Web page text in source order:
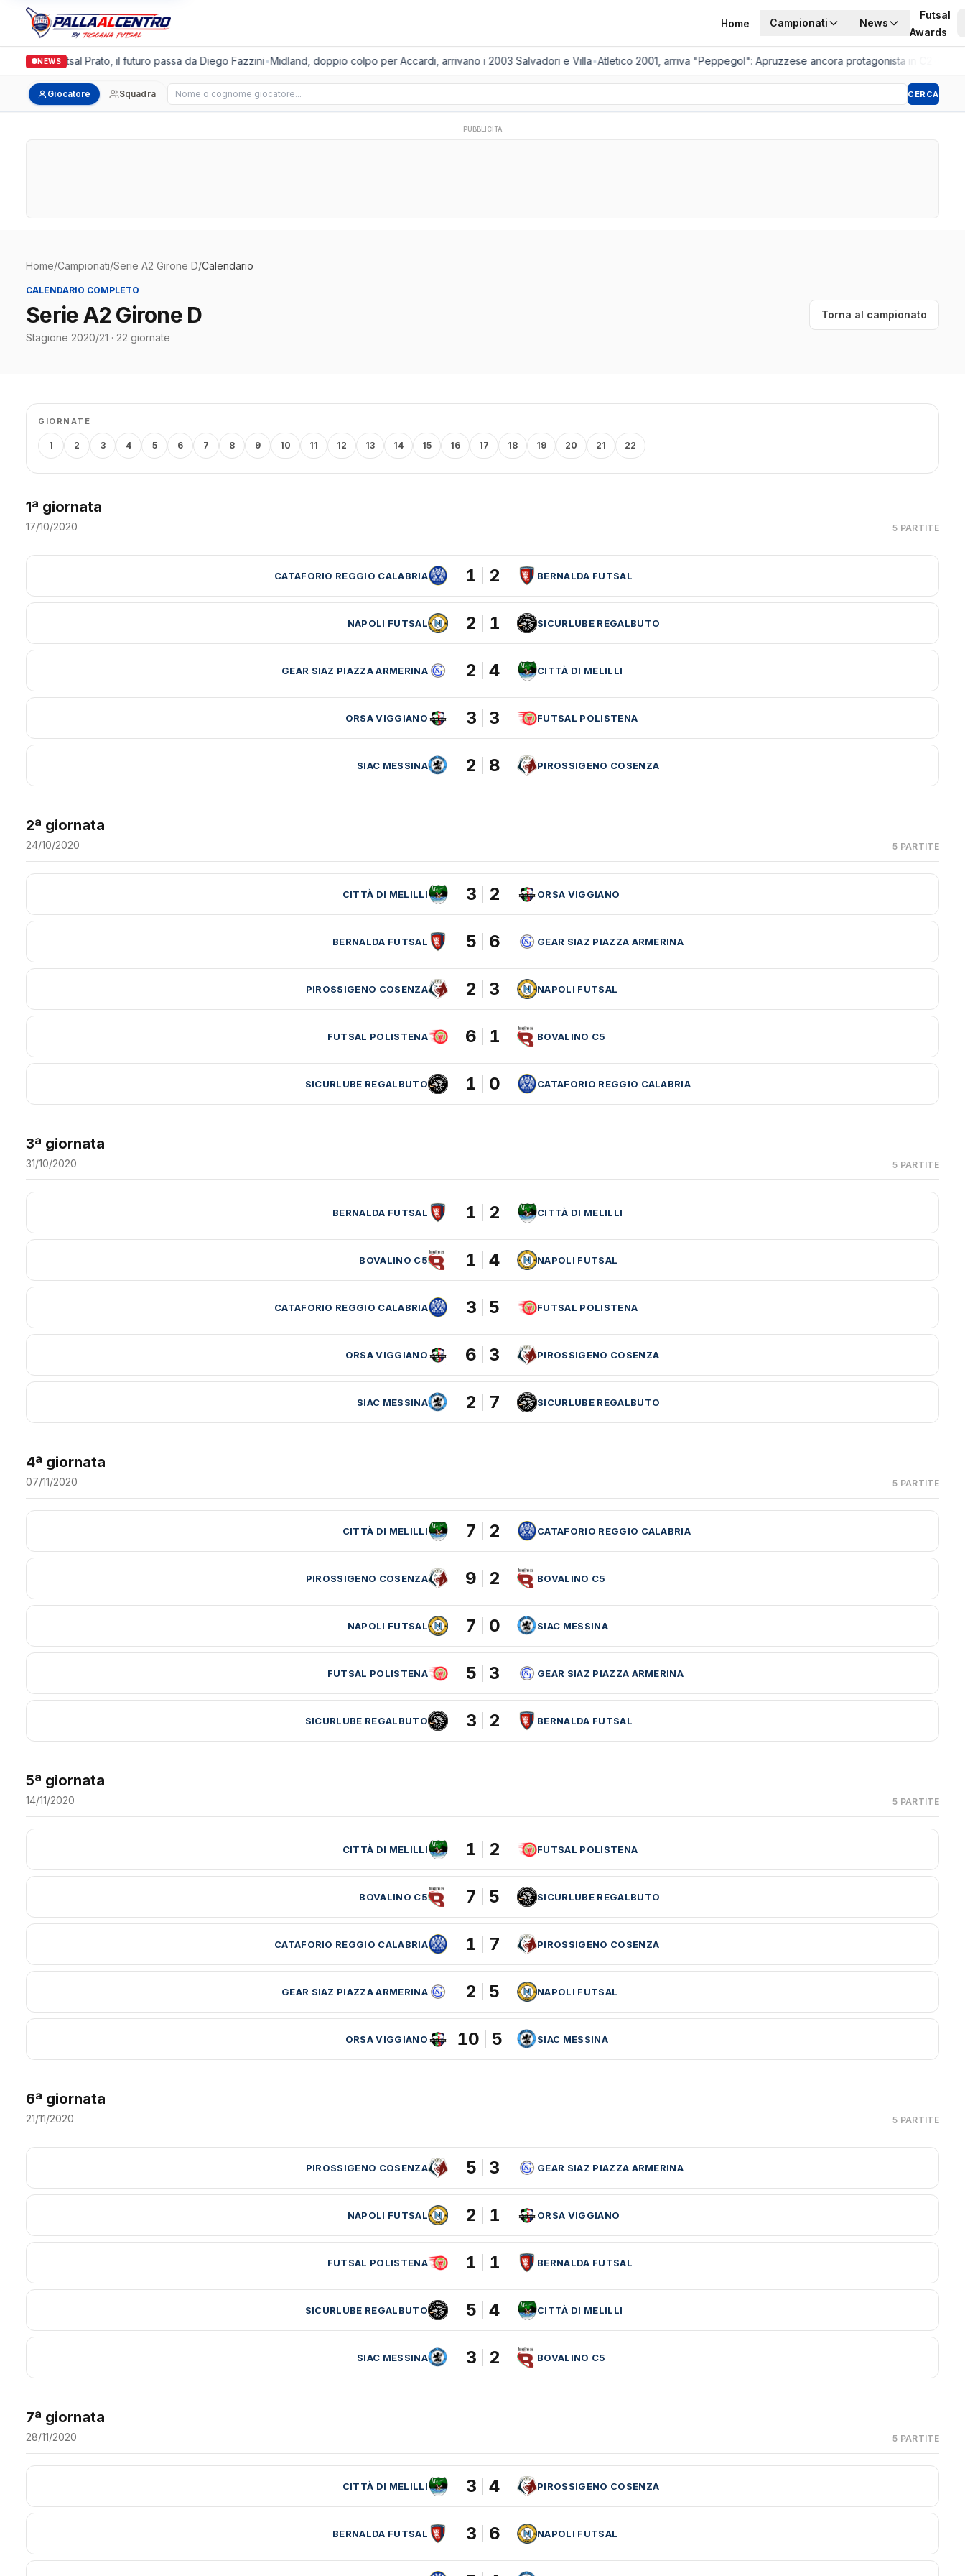
Home Campionati News
Futsal
Awards
NEWS
Futsal Prato, il futuro passa da Diego Fazzini•Midland, doppio colpo per Accardi, arrivano i 2003 Salvadori e Villa•Atletico 2001, arriva "Peppegol": Apruzzese ancora protagonista in C2
Giocatore Squadra Cerca giocatore CERCA
PUBBLICITÀ
Home/Campionati/Serie A2 Girone D/Calendario
CALENDARIO COMPLETO
Serie A2 Girone D
Stagione 2020/21 · 22 giornate
Torna al campionato
GIORNATE
1 2 3 4 5 6 7 8 9 10 11 12 13 14 15 16 17 18 19 20 21 22
1ª giornata
17/10/2020 5 PARTITE
CATAFORIO REGGIO CALABRIA 1 2 BERNALDA FUTSAL
NAPOLI FUTSAL 2 1 SICURLUBE REGALBUTO
GEAR SIAZ PIAZZA ARMERINA 2 4 CITTÀ DI MELILLI
ORSA VIGGIANO 3 3 FUTSAL POLISTENA
SIAC MESSINA 2 8 PIROSSIGENO COSENZA
2ª giornata
24/10/2020 5 PARTITE
CITTÀ DI MELILLI 3 2 ORSA VIGGIANO
BERNALDA FUTSAL 5 6 GEAR SIAZ PIAZZA ARMERINA
PIROSSIGENO COSENZA 2 3 NAPOLI FUTSAL
FUTSAL POLISTENA 6 1 BOVALINO C5
SICURLUBE REGALBUTO 1 0 CATAFORIO REGGIO CALABRIA
3ª giornata
31/10/2020 5 PARTITE
BERNALDA FUTSAL 1 2 CITTÀ DI MELILLI
BOVALINO C5 1 4 NAPOLI FUTSAL
CATAFORIO REGGIO CALABRIA 3 5 FUTSAL POLISTENA
ORSA VIGGIANO 6 3 PIROSSIGENO COSENZA
SIAC MESSINA 2 7 SICURLUBE REGALBUTO
4ª giornata
07/11/2020 5 PARTITE
CITTÀ DI MELILLI 7 2 CATAFORIO REGGIO CALABRIA
PIROSSIGENO COSENZA 9 2 BOVALINO C5
NAPOLI FUTSAL 7 0 SIAC MESSINA
FUTSAL POLISTENA 5 3 GEAR SIAZ PIAZZA ARMERINA
SICURLUBE REGALBUTO 3 2 BERNALDA FUTSAL
5ª giornata
14/11/2020 5 PARTITE
CITTÀ DI MELILLI 1 2 FUTSAL POLISTENA
BOVALINO C5 7 5 SICURLUBE REGALBUTO
CATAFORIO REGGIO CALABRIA 1 7 PIROSSIGENO COSENZA
GEAR SIAZ PIAZZA ARMERINA 2 5 NAPOLI FUTSAL
ORSA VIGGIANO 10 5 SIAC MESSINA
6ª giornata
21/11/2020 5 PARTITE
PIROSSIGENO COSENZA 5 3 GEAR SIAZ PIAZZA ARMERINA
NAPOLI FUTSAL 2 1 ORSA VIGGIANO
FUTSAL POLISTENA 1 1 BERNALDA FUTSAL
SICURLUBE REGALBUTO 5 4 CITTÀ DI MELILLI
SIAC MESSINA 3 2 BOVALINO C5
7ª giornata
28/11/2020 5 PARTITE
CITTÀ DI MELILLI 3 4 PIROSSIGENO COSENZA
BERNALDA FUTSAL 3 6 NAPOLI FUTSAL